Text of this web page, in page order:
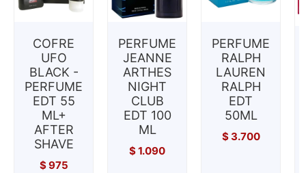
COFRE
UFO
BLACK -
PERFUME
EDT 55
ML+
AFTER
SHAVE
$975
PERFUME
JEANNE
ARTHES
NIGHT
CLUB
EDT 100
ML
$1.090
PERFUME
RALPH
LAUREN
RALPH
EDT
50ML
$3.700